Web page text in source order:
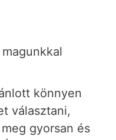
könnyen
választani,
gyorsan és